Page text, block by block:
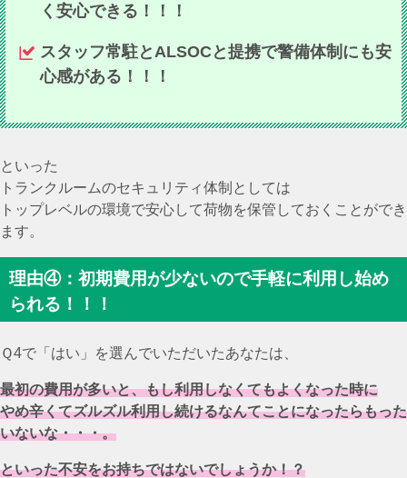
く安心できる！！！
スタッフ常駐とALSOCと提携で警備体制にも安
心感がある！！！
といった
トランクルームのセキュリティ体制としては
トップレベルの環境で安心して荷物を保管しておくことができ
ます。
理由④：初期費用が少ないので手軽に利用し始め
られる！！！
Ｑ4で「はい」を選んでいただいたあなたは、
最初の費用が多いと、もし利用しなくてもよくなった時に
やめ辛くてズルズル利用し続けるなんてことになったらもった
いないな・・・。
といった不安をお持ちではないでしょうか！？